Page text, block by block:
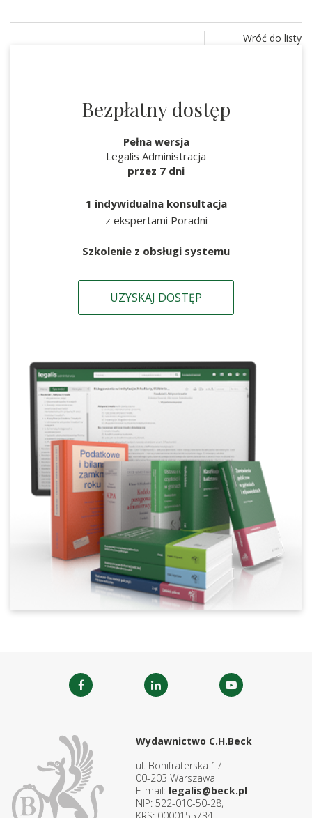
Wróć do listy
Bezpłatny dostęp
Pełna wersja
Legalis Administracja
przez 7 dni
1 indywidualna konsultacja
z ekspertami Poradni
Szkolenie z obsługi systemu
UZYSKAJ DOSTĘP
Wydawnictwo C.H.Beck
ul. Bonifraterska 17
00-203 Warszawa
E-mail: legalis@beck.pl
NIP: 522-010-50-28,